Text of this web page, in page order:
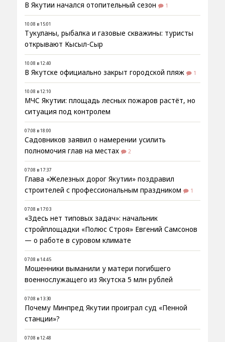
В Якутии начался отопительный сезон 1
10.08 в 15:01
Тукуланы, рыбалка и газовые скважины: туристы
открывают Кысыл-Сыр
10.08 в 12:40
В Якутске официально закрыт городской пляж 1
10.08 в 12:10
МЧС Якутии: площадь лесных пожаров растёт, но
ситуация под контролем
07.08 в 18:00
Садовников заявил о намерении усилить
полномочия глав на местах
2
07.08 в 17:37
Глава «Железных дорог Якутии» поздравил
строителей с профессиональным праздником
1
07.08 в 17:03
«Здесь нет типовых задач»: начальник
стройплощадки «Полюс Строя» Евгений Самсонов
— о работе в суровом климате
07.08 в 14:45
Мошенники выманили у матери погибшего
военнослужащего из Якутска 5 млн рублей
07.08 в 13:30
Почему Минпред Якутии проиграл суд «Пенной
станции»?
07.08 в 12:48